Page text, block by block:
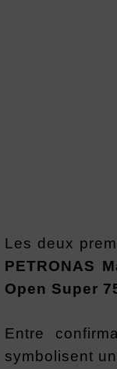
Les deux
PETRONAS
Open Super
Entre
symbolisent